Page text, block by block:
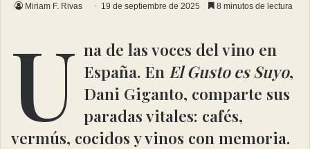
Miriam F. Rivas 19 de septiembre de 2025 8 minutos de lectura
U na de las voces del vino en
España. En El Gusto es Suyo,
Dani Giganto, comparte sus
paradas vitales: cafés,
vermús, cocidos y vinos con memoria.